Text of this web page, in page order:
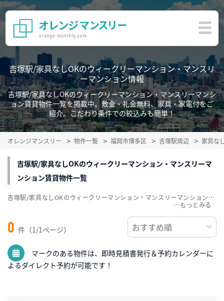
吉塚駅/家具なしOKのウィークリーマンション・マンスリ
ーマンション情報
吉塚駅/家具なしOKのウィークリーマンション・マンスリーマンシ
ョン賃貸物件一覧を掲載中。敷金・礼金無料、家具・家電付をご
紹介。こだわり条件での絞込みも簡単！
オレンジマンスリー 物件一覧 福岡市博多区 吉塚駅周辺 家具な
吉塚駅/家具なしOKのウィークリーマンション・マンスリーマ
ンション賃貸物件一覧
0 件（1/1ページ）
マークのある物件は、即時見積書発行＆予約カレンダーに
よるダイレクト予約が可能です！
吉塚駅/家具なしOKのウィークリーマンション・マンスリーマンション賃貸物件一覧を掲載中。敷金・礼金無料、家具・家電付をご紹介。こだわり条件での絞込みも簡単！
…